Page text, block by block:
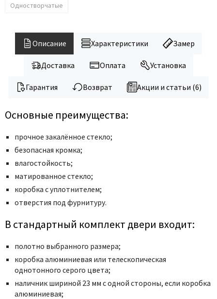
Одностворчатые
Описание Характеристики Замер
Доставка Оплата Установка
Гарантия Возврат Акции и статьи (6)
Основные преимущества:
прочное закалённое стекло;
безопасная кромка;
влагостойкость;
матированное стекло;
коробка с уплотнителем;
отверстия под фурнитуру.
В стандартный комплект двери входит:
полотно выбранного размера;
коробка алюминиевая или телескопическая
однотонного серого цвета;
наличник шириной 23 мм с одной стороны, если коробка
алюминиевая;